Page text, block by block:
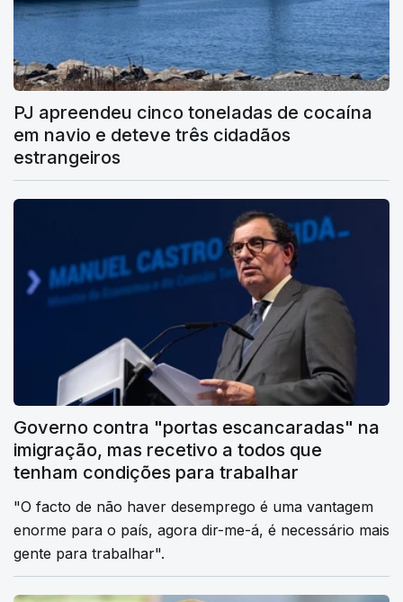
PJ apreendeu cinco toneladas de cocaína
em navio e deteve três cidadãos
estrangeiros
Governo contra "portas escancaradas" na
imigração, mas recetivo a todos que
tenham condições para trabalhar
"O facto de não haver desemprego é uma vantagem
enorme para o país, agora dir-me-á, é necessário mais
gente para trabalhar".